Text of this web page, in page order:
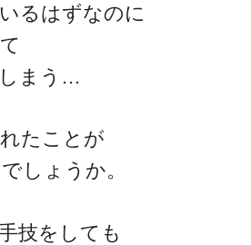
るはずなのに
まう…
たことが
しょうか。
技をしても